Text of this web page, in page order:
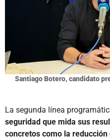
Santiago Botero, candidato
La segunda línea
seguridad que mida sus
concretos como la reducción